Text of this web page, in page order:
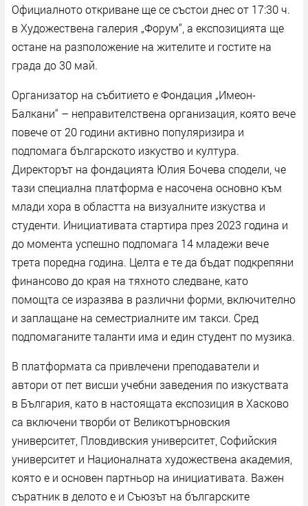
Официалното откриване ще се състои днес от 17:30 ч.
в Художествена галерия „Форум“, а експозицията ще
остане на разположение на жителите и гостите на
града до 30 май.
Организатор на събитието е Фондация „Имеон-
Балкани“ – неправителствена организация, която вече
повече от 20 години активно популяризира и
подпомага българското изкуство и култура.
Директорът на фондацията Юлия Бочева сподели, че
тази специална платформа е насочена основно към
млади хора в областта на визуалните изкуства и
студенти. Инициативата стартира през 2023 година и
до момента успешно подпомага 14 младежи вече
трета поредна година. Целта е те да бъдат подкрепяни
финансово до края на тяхното следване, като
помощта се изразява в различни форми, включително
и заплащане на семестриалните им такси. Сред
подпомаганите таланти има и един студент по музика.
В платформата са привлечени преподаватели и
автори от пет висши учебни заведения по изкуствата
в България, като в настоящата експозиция в Хасково
са включени творби от Великотърновския
университет, Пловдивския университет, Софийския
университет и Националната художествена академия,
която е и основен партньор на инициативата. Важен
съратник в делото е и Съюзът на българските